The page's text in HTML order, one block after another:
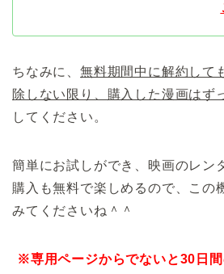
ちなみに、 無料期間中に解約して
除しない限り、購入した漫画はず
してください。
簡単にお試しができ、映画のレン
購入も無料で楽しめるので、この
みてくださいね＾＾
※専用ページからでないと30日